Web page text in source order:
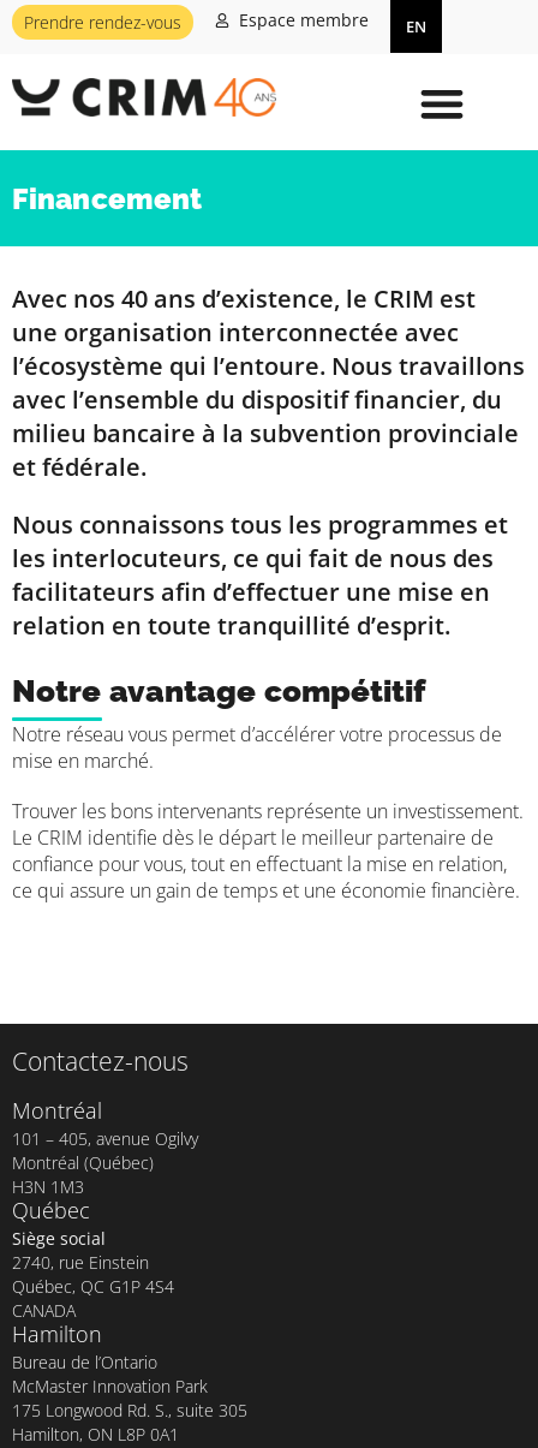
Prendre rendez-vous Espace membre EN
Financement
Avec nos 40 ans d’existence, le CRIM est
une organisation interconnectée avec
l’écosystème qui l’entoure. Nous travaillons
avec l’ensemble du dispositif financier, du
milieu bancaire à la subvention provinciale
et fédérale.
Nous connaissons tous les programmes et
les interlocuteurs, ce qui fait de nous des
facilitateurs afin d’effectuer une mise en
relation en toute tranquillité d’esprit.
Notre avantage compétitif
Notre réseau vous permet d’accélérer votre processus de
mise en marché.
Trouver les bons intervenants représente un investissement.
Le CRIM identifie dès le départ le meilleur partenaire de
confiance pour vous, tout en effectuant la mise en relation,
ce qui assure un gain de temps et une économie financière.
Contactez-nous
Montréal
101 – 405, avenue Ogilvy
Montréal (Québec)
H3N 1M3
Québec
Siège social
2740, rue Einstein
Québec, QC G1P 4S4
CANADA
Hamilton
Bureau de l’Ontario
McMaster Innovation Park
175 Longwood Rd. S., suite 305
Hamilton, ON L8P 0A1